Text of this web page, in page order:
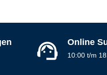
Online
10:00 t/m